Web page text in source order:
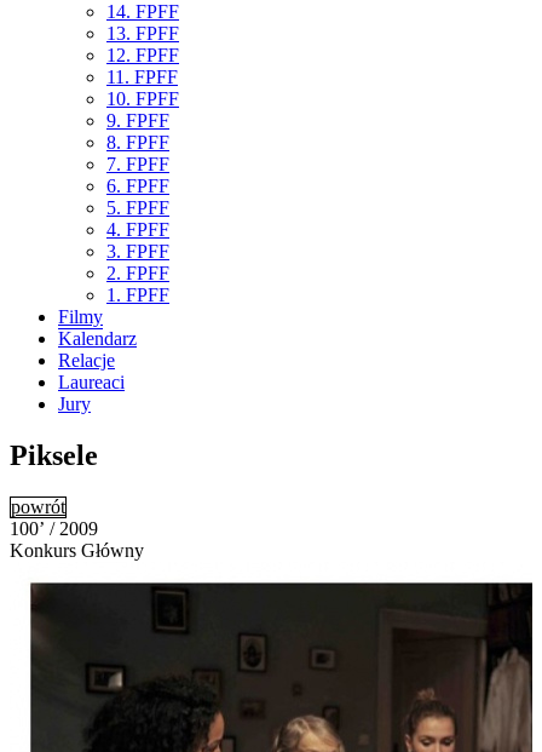
14. FPFF
13. FPFF
12. FPFF
11. FPFF
10. FPFF
9. FPFF
8. FPFF
7. FPFF
6. FPFF
5. FPFF
4. FPFF
3. FPFF
2. FPFF
1. FPFF
Filmy
Kalendarz
Relacje
Laureaci
Jury
Piksele
powrót
100’ / 2009
Konkurs Główny